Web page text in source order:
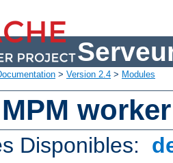
> Version 2.4 > Modules
worker
Disponibles: